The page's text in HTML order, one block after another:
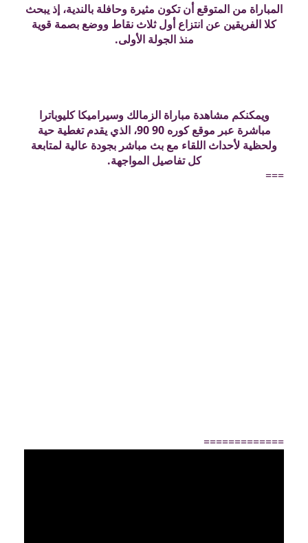
المباراة من المتوقع أن تكون مثيرة وحافلة بالندية، إذ يبحث
كلا الفريقين عن انتزاع أول ثلاث نقاط ووضع بصمة قوية
منذ الجولة الأولى.
ويمكنكم مشاهدة مباراة الزمالك وسيراميكا كليوباترا
مباشرة عبر موقع كوره 90 90، الذي يقدم تغطية حية
ولحظية لأحداث اللقاء مع بث مباشر بجودة عالية لمتابعة
كل تفاصيل المواجهة.
===
=============